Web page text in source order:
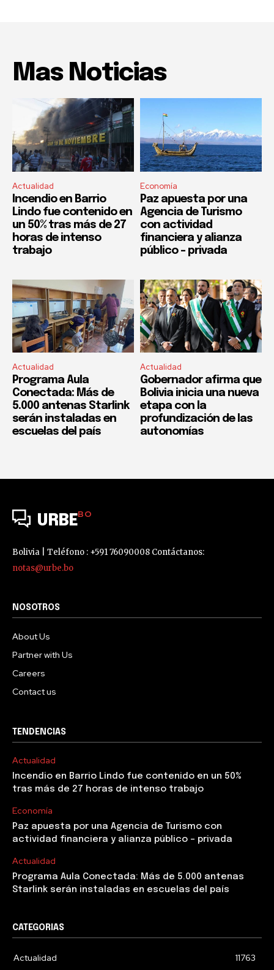
Mas Noticias
Actualidad
Incendio en Barrio
Lindo fue contenido en
un 50% tras más de 27
horas de intenso
trabajo
Economía
Paz apuesta por una
Agencia de Turismo
con actividad
financiera y alianza
público – privada
Actualidad
Programa Aula
Conectada: Más de
5.000 antenas Starlink
serán instaladas en
escuelas del país
Actualidad
Gobernador afirma que
Bolivia inicia una nueva
etapa con la
profundización de las
autonomías
URBEBO
Bolivia | Teléfono : +591 76090008 Contáctanos:
notas@urbe.bo
NOSOTROS
About Us
Partner with Us
Careers
Contact us
TENDENCIAS
Actualidad
Incendio en Barrio Lindo fue contenido en un 50%
tras más de 27 horas de intenso trabajo
Economía
Paz apuesta por una Agencia de Turismo con
actividad financiera y alianza público – privada
Actualidad
Programa Aula Conectada: Más de 5.000 antenas
Starlink serán instaladas en escuelas del país
CATEGORIAS
Actualidad 11763